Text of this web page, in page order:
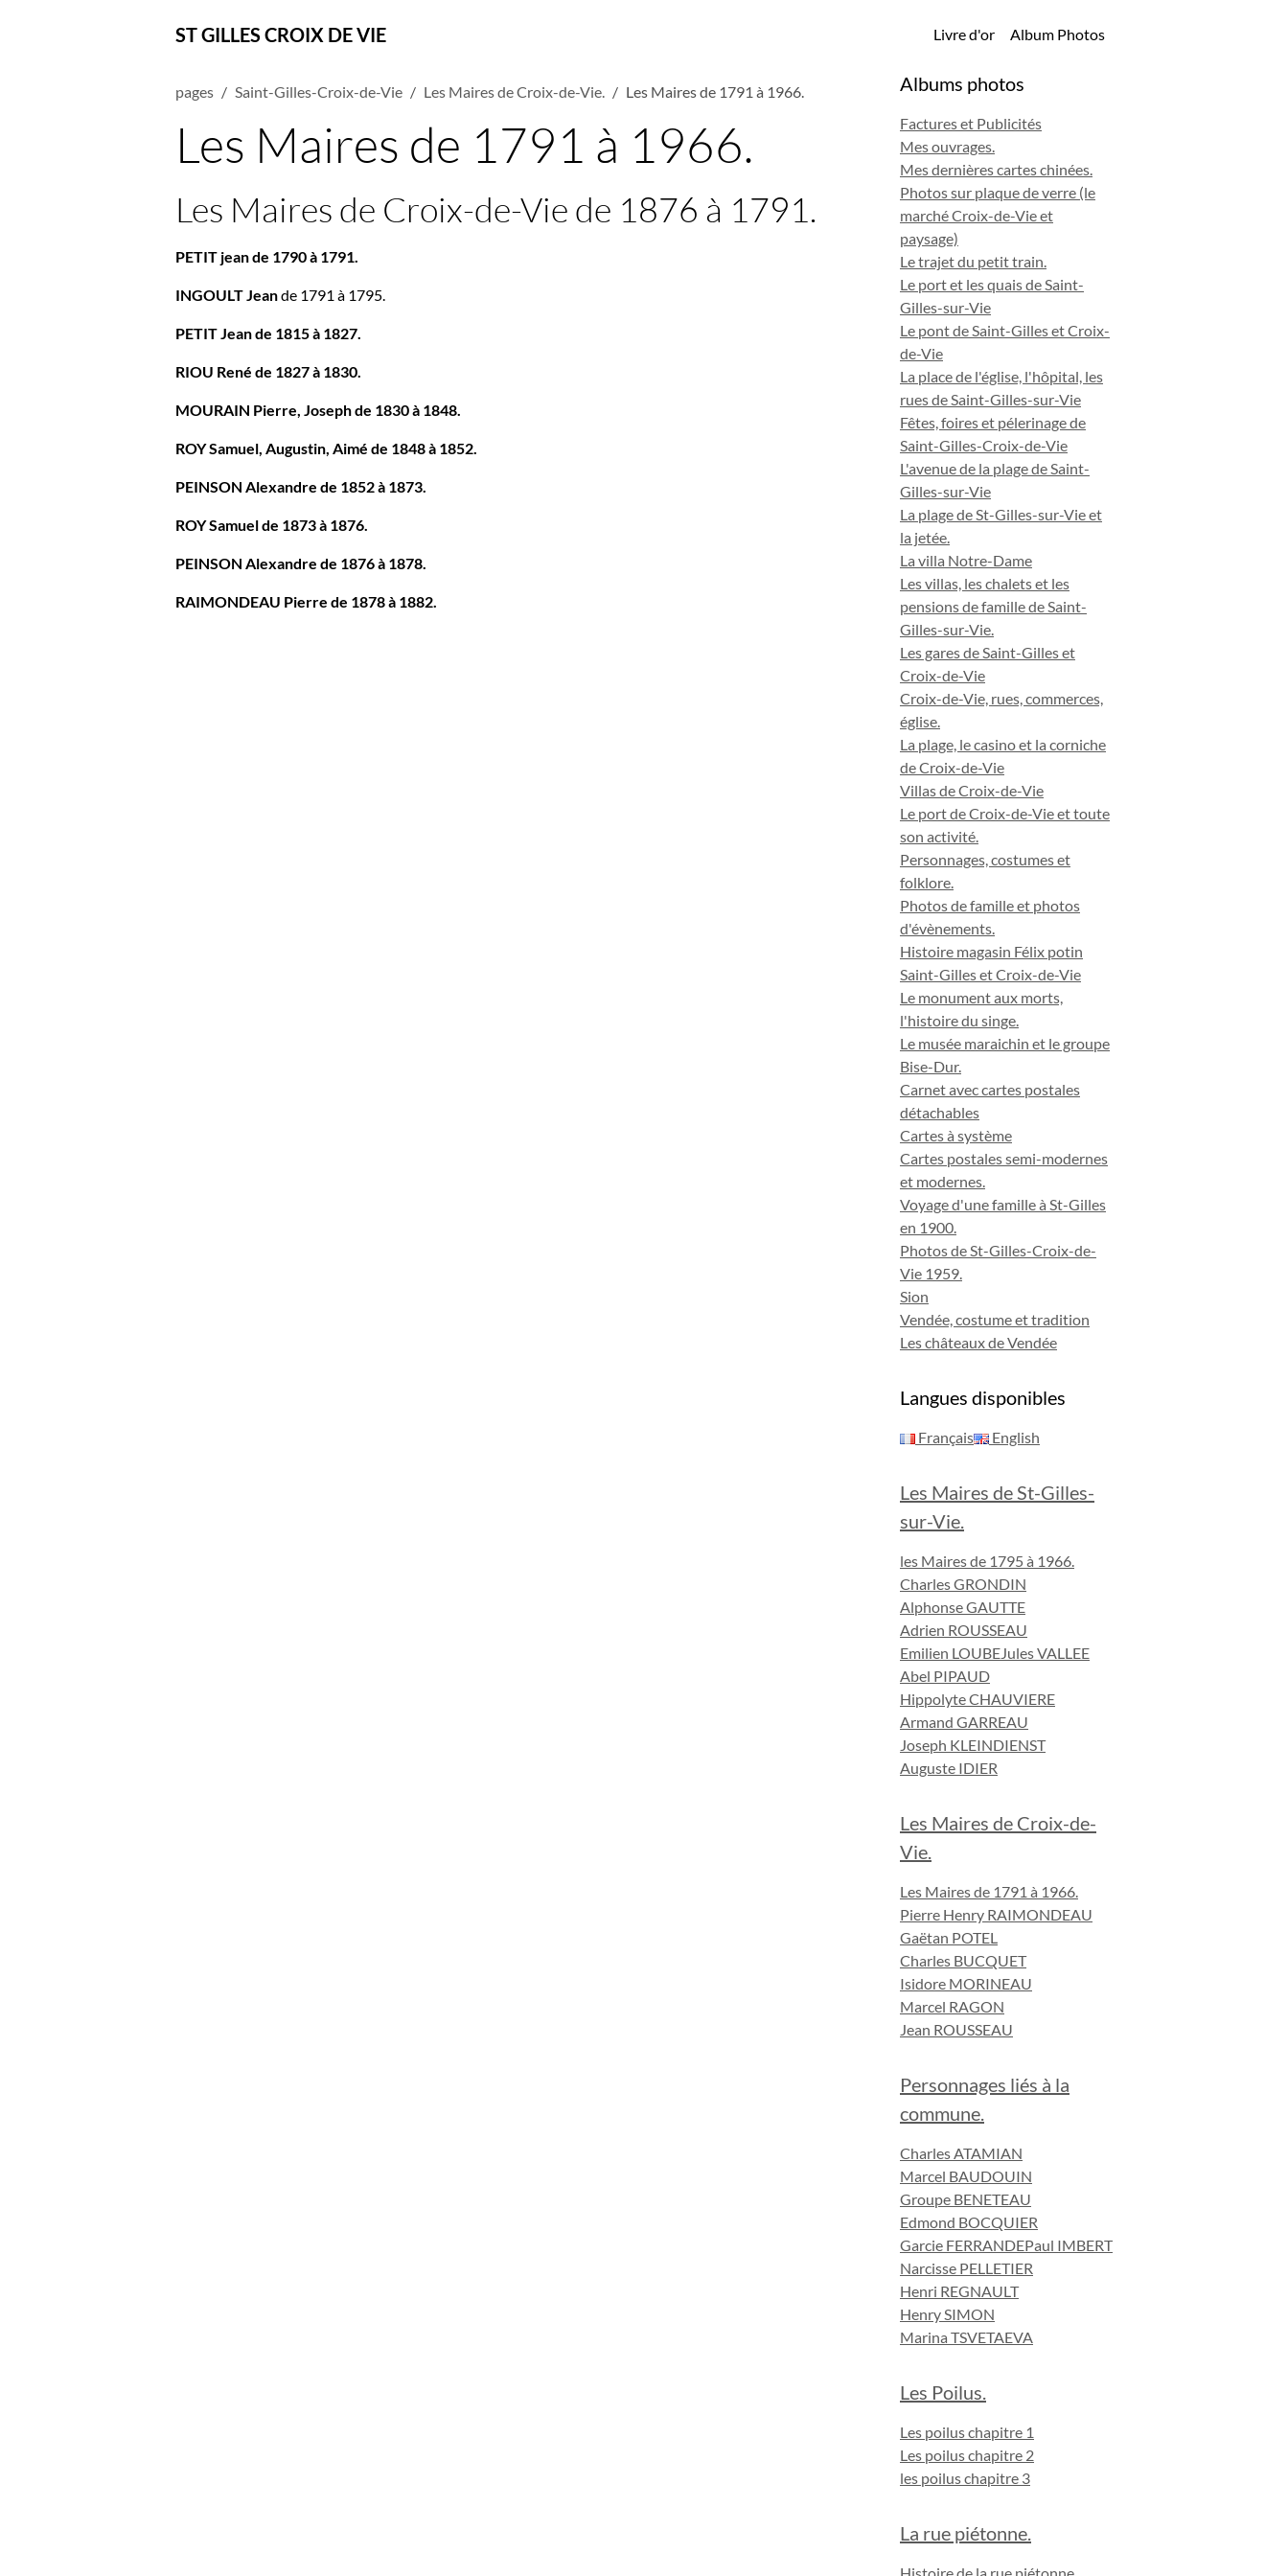
ST GILLES CROIX DE VIE Livre d'or Album Photos
pages Saint-Gilles-Croix-de-Vie Les Maires de Croix-de-Vie. Les Maires de 1791 à 1966.
Les Maires de 1791 à 1966.
Les Maires de Croix-de-Vie de 1876 à 1791.
PETIT jean de 1790 à 1791.
INGOULT Jeande 1791 à 1795.
PETIT Jean de 1815 à 1827.
RIOU René de 1827 à 1830.
MOURAIN Pierre, Joseph de 1830 à 1848.
ROY Samuel, Augustin, Aimé de 1848 à 1852.
PEINSON Alexandre de 1852 à 1873.
ROY Samuel de 1873 à 1876.
PEINSON Alexandre de 1876 à 1878.
RAIMONDEAU Pierre de 1878 à 1882.
Albums photos
Factures et Publicités
Mes ouvrages.
Mes dernières cartes chinées.
Photos sur plaque de verre (le
marché Croix-de-Vie et
paysage)
Le trajet du petit train.
Le port et les quais de Saint-
Gilles-sur-Vie
Le pont de Saint-Gilles et Croix-
de-Vie
La place de l'église, l'hôpital, les
rues de Saint-Gilles-sur-Vie
Fêtes, foires et pélerinage de
Saint-Gilles-Croix-de-Vie
L'avenue de la plage de Saint-
Gilles-sur-Vie
La plage de St-Gilles-sur-Vie et
la jetée.
La villa Notre-Dame
Les villas, les chalets et les
pensions de famille de Saint-
Gilles-sur-Vie.
Les gares de Saint-Gilles et
Croix-de-Vie
Croix-de-Vie, rues, commerces,
église.
La plage, le casino et la corniche
de Croix-de-Vie
Villas de Croix-de-Vie
Le port de Croix-de-Vie et toute
son activité.
Personnages, costumes et
folklore.
Photos de famille et photos
d'évènements.
Histoire magasin Félix potin
Saint-Gilles et Croix-de-Vie
Le monument aux morts,
l'histoire du singe.
Le musée maraichin et le groupe
Bise-Dur.
Carnet avec cartes postales
détachables
Cartes à système
Cartes postales semi-modernes
et modernes.
Voyage d'une famille à St-Gilles
en 1900.
Photos de St-Gilles-Croix-de-
Vie 1959.
Sion
Vendée, costume et tradition
Les châteaux de Vendée
Langues disponibles
Français English
Les Maires de St-Gilles-
sur-Vie.
les Maires de 1795 à 1966.
Charles GRONDIN
Alphonse GAUTTE
Adrien ROUSSEAU
Emilien LOUBEJules VALLEE
Abel PIPAUD
Hippolyte CHAUVIERE
Armand GARREAU
Joseph KLEINDIENST
Auguste IDIER
Les Maires de Croix-de-
Vie.
Les Maires de 1791 à 1966.
Pierre Henry RAIMONDEAU
Gaëtan POTEL
Charles BUCQUET
Isidore MORINEAU
Marcel RAGON
Jean ROUSSEAU
Personnages liés à la
commune.
Charles ATAMIAN
Marcel BAUDOUIN
Groupe BENETEAU
Edmond BOCQUIER
Garcie FERRANDEPaul IMBERT
Narcisse PELLETIER
Henri REGNAULT
Henry SIMON
Marina TSVETAEVA
Les Poilus.
Les poilus chapitre 1
Les poilus chapitre 2
les poilus chapitre 3
La rue piétonne.